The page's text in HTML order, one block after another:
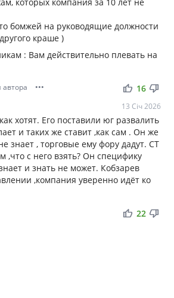
бомжей на руководящие должности
краше )
: Вам действительно плевать на
автора ••• thumb_up thumb_down
16
13 Січ 2026
хотят. Его поставили юг развалить
и таких же ставит ,как сам . Он же
знает , торговые ему фору дадут. СТ
,что с него взять? Он специфику
и знать не может. Кобзарев
,компания уверенно идёт ко
thumb_up thumb_down
22